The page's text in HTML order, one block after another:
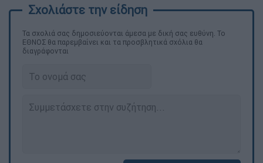
Τα σχολιά σας δημοσιεύονται άμεσα με δική σας ευθύνη. Το
ΕΘΝΟΣ θα παρεμβαίνει και τα προσβλητικά σχόλια θα
διαγράφονται